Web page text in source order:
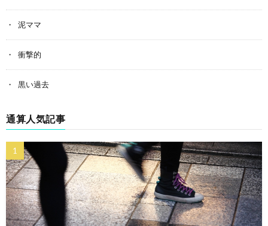
泥ママ
衝撃的
黒い過去
通算人気記事